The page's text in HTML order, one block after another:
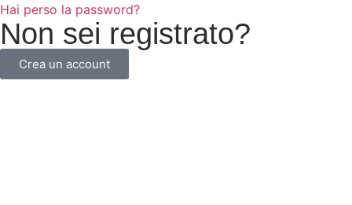
Hai perso la password?
Non sei registrato?
Crea un account